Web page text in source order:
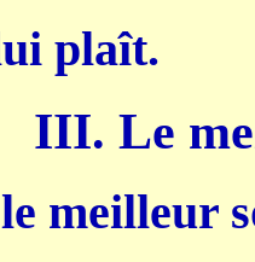
plaît.
III. Le
meilleur